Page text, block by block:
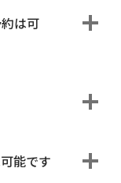
は可
能です